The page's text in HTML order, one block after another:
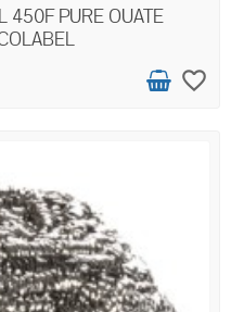
450F PURE OUATE
favorite_border